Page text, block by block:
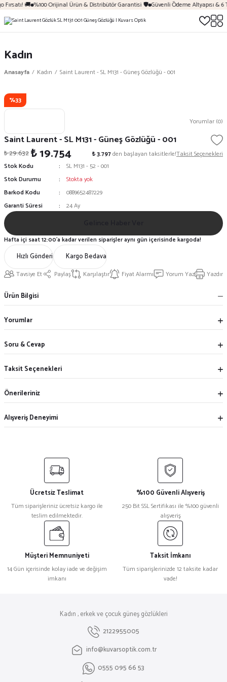
🚚 %100 Orijinal Ürün & Distribütör Garantisi 🛡️ Güvenli Ödeme Altyapısı &
Kadın
Anasayfa Kadın Saint Laurent - SL M131 - Güneş Gözlüğü - 001
%33
Yorumlar (0)
Saint Laurent - SL M131 - Güneş Gözlüğü - 001
₺ 29.632₺ 19.754 ₺ 3.797den başlayan taksitlerle!Taksit Seçenekleri
Stok Kodu
SL M131 - 52 - 001
Stok Durumu
Stokta yok
Barkod Kodu
0889652487229
Garanti Süresi
24 Ay
Hızlı Gönderi Kargo Bedava
Tavsiye Et Paylaş Karşılaştır Fiyat Alarmı Yorum Yaz Yazdır
Hafta içi saat 12:00'a kadar verilen siparişler aynı gün içerisinde kargoda!
Ürün Bilgisi
Yorumlar
Soru & Cevap
Taksit Seçenekleri
Önerileriniz
Alışveriş Deneyimi
Ücretsiz Teslimat
Tüm siparişleriniz ücretsiz kargo ile
teslim edilmektedir.
%100 Güvenli Alışveriş
250 Bit SSL Sertifikası ile %100 güvenli
alışveriş
Müşteri Memnuniyeti
14 Gün içerisinde kolay iade ve değişim
imkanı
Taksit İmkanı
Tüm siparişlerinizde 12 taksite kadar
vade!
Kadın , erkek ve çocuk güneş gözlükleri
2122955005
info@kuvarsoptik.com.tr
0555 095 66 53